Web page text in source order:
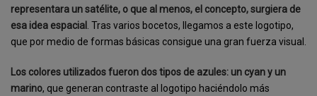
representara un satélite, o que al menos, el concepto, surgiera de
esa idea espacial . Tras varios bocetos, llegamos a este logotipo,
que por medio de formas básicas consigue una gran fuerza visual.
Los colores utilizados fueron dos tipos de azules: un cyan y un
marino, que generan contraste al logotipo haciéndolo más